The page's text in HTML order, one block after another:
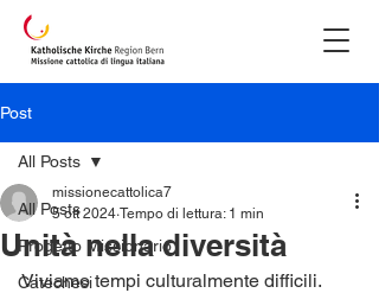
Post
All Posts
Progetto Missionario
Catechesi
All Posts
Unità nella diversità
missionecattolica7
5 ott 2024 Tempo di lettura: 1 min
Viviamo tempi culturalmente difficili.